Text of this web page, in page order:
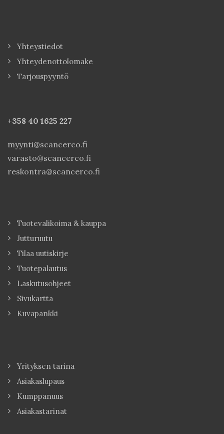
Yhteystiedot
Yhteydenottolomake
Tarjouspyyntö
+358 40 1625 227
myynti@scancerco.fi
varasto@scancerco.fi
reskontra@scancerco.fi
Tuotevalikoima & kauppa
Jutturuutu
Tilaa uutiskirje
Tuotepalautus
Laskutusohjeet
Sivukartta
Kuvapankki
Yrityksen tarina
Asiakaslupaus
Kumppanuus
Asiakastarinat